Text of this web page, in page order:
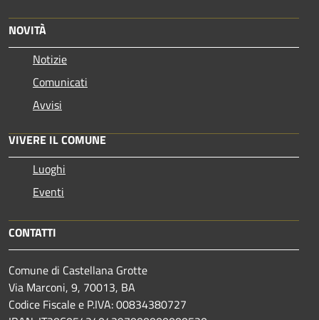
NOVITÀ
Notizie
Comunicati
Avvisi
VIVERE IL COMUNE
Luoghi
Eventi
CONTATTI
Comune di Castellana Grotte
Via Marconi, 9, 70013, BA
Codice Fiscale e P.IVA: 00834380727